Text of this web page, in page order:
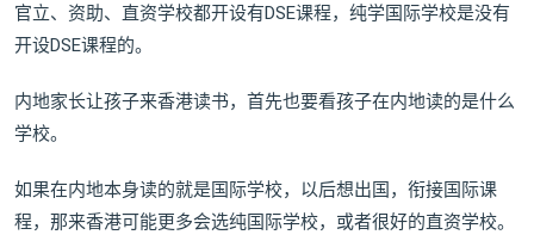
官立、资助、直资学校都开设有DSE课程，纯学国际学校是没有
开设DSE课程的。
内地家长让孩子来香港读书，首先也要看孩子在内地读的是什么
学校。
如果在内地本身读的就是国际学校，以后想出国，衔接国际课
程，那来香港可能更多会选纯国际学校，或者很好的直资学校。